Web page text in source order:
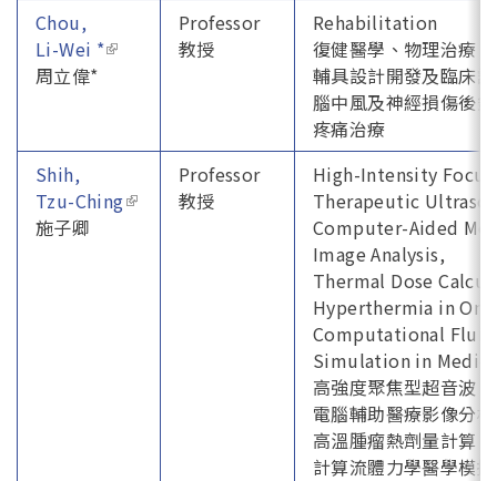
Chou,
Li-Wei *(link is external)
周立偉*
Professor
教授
Rehabilitation
復健醫學、物理治療、
輔具設計開發及臨床
腦中風及神經損傷後
疼痛治療
Shih,
Tzu-Ching(link is external)
施子卿
Professor
教授
High-Intensity
Therapeutic
Computer-Aided
Image Analysis,
Thermal Dose
Hyperthermia in
Computational Fluid
Simulation in
高強度聚焦型超音波、
電腦輔助醫療影像分
高溫腫瘤熱劑量計算、
計算流體力學醫學模